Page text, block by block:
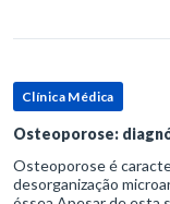
Clínica Médica
Osteoporose:
Osteoporose é
desorganização